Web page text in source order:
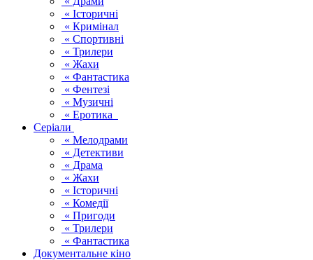
« Історичні
« Кримінал
« Спортивні
« Трилери
« Жахи
« Фантастика
« Фентезі
« Музичні
« Еротика
Серіали
« Мелодрами
« Детективи
« Драма
« Жахи
« Історичні
« Комедії
« Пригоди
« Трилери
« Фантастика
Документальне кіно